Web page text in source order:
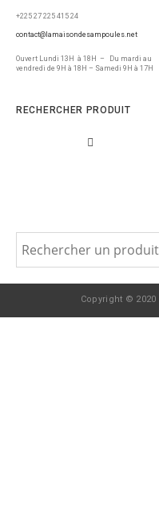
+225 27 225 415 24
contact@lamaisondesampoules.net
Ouvert Lundi 13H à 18H – Du mardi au
vendredi de 9H à 18H – Samedi 9H à 17H
RECHERCHER PRODUIT
Copyright © 2020